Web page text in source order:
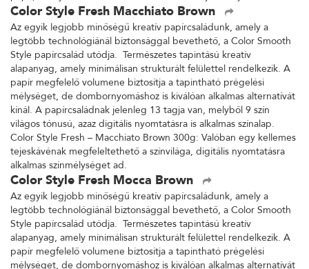
Color Style Fresh Macchiato Brown
Az egyik legjobb minőségű kreatív papírcsaládunk, amely a
legtöbb technológiánál biztonsággal bevethető, a Color Smooth
Style papírcsalád utódja. Természetes tapintású kreatív
alapanyag, amely minimálisan strukturált felülettel rendelkezik. A
papír megfelelő volumene biztosítja a tapintható prégelési
mélységet, de dombornyomáshoz is kiválóan alkalmas alternatívát
kínál. A papírcsaládnak jelenleg 13 tagja van, melyből 9 szín
világos tónusú, azaz digitális nyomtatásra is alkalmas színalap.
Color Style Fresh – Macchiato Brown 300g: Valóban egy kellemes
tejeskávénak megfeleltethető a színvilága, digitális nyomtatásra
alkalmas színmélységet ad.
Color Style Fresh Mocca Brown
Az egyik legjobb minőségű kreatív papírcsaládunk, amely a
legtöbb technológiánál biztonsággal bevethető, a Color Smooth
Style papírcsalád utódja. Természetes tapintású kreatív
alapanyag, amely minimálisan strukturált felülettel rendelkezik. A
papír megfelelő volumene biztosítja a tapintható prégelési
mélységet, de dombornyomáshoz is kiválóan alkalmas alternatívát